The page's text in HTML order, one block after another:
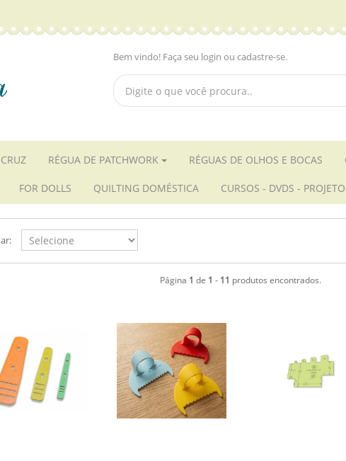
Bem vindo! Faça seu login ou cadastre-se.
RÉGUA DE PATCHWORK RÉGUAS DE OLHOS E BOCAS
FOR DOLLS QUILTING DOMÉSTICA CURSOS - DVDS -
Página 1 de 1 - 11 produtos encontrados.